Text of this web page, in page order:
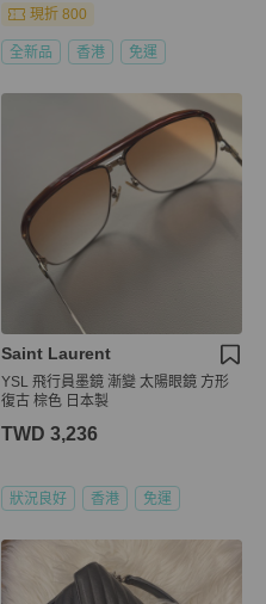
現折 800
全新品 香港 免運
Saint Laurent
YSL 飛行員墨鏡 漸變 太陽眼鏡 方形
復古 棕色 日本製
TWD 3,236
狀況良好 香港 免運